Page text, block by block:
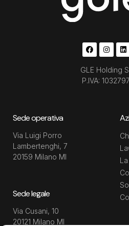
GLE Holding
P.IVA:
Sede operativa
Via Luigi Porro
Lambertenghi, 7
20159 Milano MI
Sede legale
Via Cusani, 10
20121 Milano MI